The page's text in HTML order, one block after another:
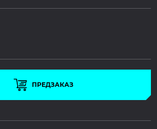
ПРЕДЗАКАЗ